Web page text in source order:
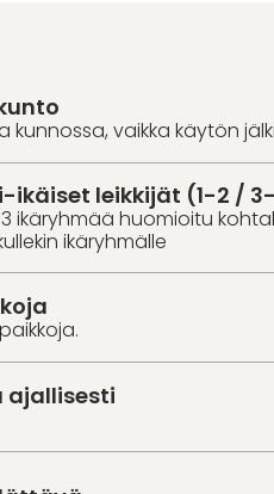
kunnossa, vaikka käytön
ikäiset leikkijät (1-2 /
ikäryhmää huomioitu
ikäryhmälle
ajallisesti